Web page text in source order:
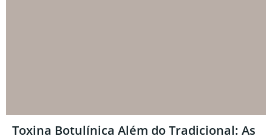
Toxina Botulínica Além do Tradicional: As